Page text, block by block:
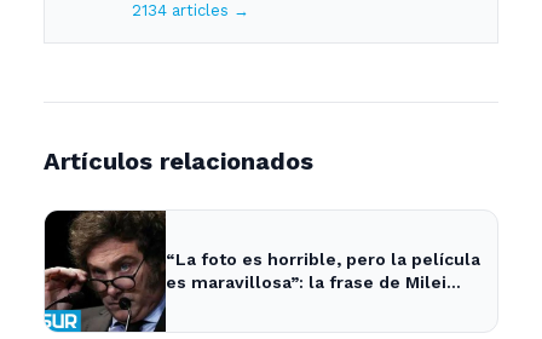
2134 articles →
Artículos relacionados
“La foto es horrible, pero la película
es maravillosa”: la frase de Milei